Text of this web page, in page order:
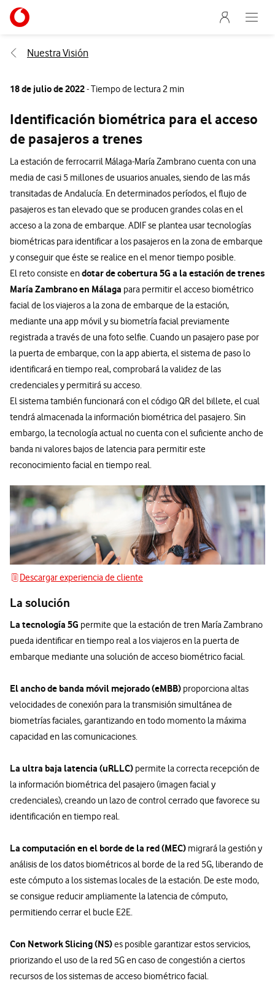
Ir a la pagina principal de vodafone.es
Menu
Abre
Nuestra Visión
18 de julio de 2022- Tiempo de lectura 2 min
Identificación biométrica para el acceso
de pasajeros a trenes
La estación de ferrocarril Málaga-María Zambrano cuenta con una
media de casi 5 millones de usuarios anuales, siendo de las más
transitadas de Andalucía. En determinados períodos, el flujo de
pasajeros es tan elevado que se producen grandes colas en el
acceso a la zona de embarque. ADIF se plantea usar tecnologías
biométricas para identificar a los pasajeros en la zona de embarque
y conseguir que éste se realice en el menor tiempo posible.
El reto consiste endotar de cobertura 5G a la estación de trenes
María Zambrano en Málaga para permitir el acceso biométrico
facial de los viajeros a la zona de embarque de la estación,
mediante una app móvil y su biometría facial previamente
registrada a través de una foto selfie. Cuando un pasajero pase por
la puerta de embarque, con la app abierta, el sistema de paso lo
identificará en tiempo real, comprobará la validez de las
credenciales y permitirá su acceso.
El sistema también funcionará con el código QR del billete, el cual
tendrá almacenada la información biométrica del pasajero. Sin
embargo, la tecnología actual no cuenta con el suficiente ancho de
banda ni valores bajos de latencia para permitir este
reconocimiento facial en tiempo real.
Descargar experiencia de cliente
Descargar experiencia de cliente
La solución
La tecnología 5G permite que la estación de tren María Zambrano
pueda identificar en tiempo real a los viajeros en la puerta de
embarque mediante una solución de acceso biométrico facial.
El ancho de banda móvil mejorado (eMBB) proporciona altas
velocidades de conexión para la transmisión simultánea de
biometrías faciales, garantizando en todo momento la máxima
capacidad en las comunicaciones.
La ultra baja latencia (uRLLC) permite la correcta recepción de
la información biométrica del pasajero (imagen facial y
credenciales), creando un lazo de control cerrado que favorece su
identificación en tiempo real.
La computación en el borde de la red (MEC) migrará la gestión y
análisis de los datos biométricos al borde de la red 5G, liberando de
este cómputo a los sistemas locales de la estación. De este modo,
se consigue reducir ampliamente la latencia de cómputo,
permitiendo cerrar el bucle E2E.
Con Network Slicing (NS)es posible garantizar estos servicios,
priorizando el uso de la red 5G en caso de congestión a ciertos
recursos de los sistemas de acceso biométrico facial.